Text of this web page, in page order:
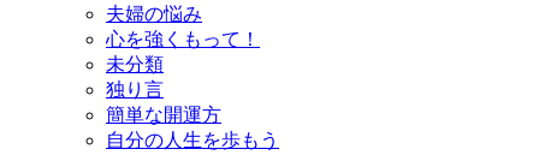
夫婦の悩み
心を強くもって！
未分類
独り言
簡単な開運方
自分の人生を歩もう